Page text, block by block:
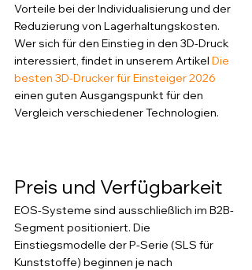
Vorteile bei der Individualisierung und der
Reduzierung von Lagerhaltungskosten.
Wer sich für den Einstieg in den 3D-Druck
interessiert, findet in unserem Artikel Die
besten 3D-Drucker für Einsteiger 2026
einen guten Ausgangspunkt für den
Vergleich verschiedener Technologien.
Preis und Verfügbarkeit
EOS-Systeme sind ausschließlich im B2B-
Segment positioniert. Die
Einstiegsmodelle der P-Serie (SLS für
Kunststoffe) beginnen je nach